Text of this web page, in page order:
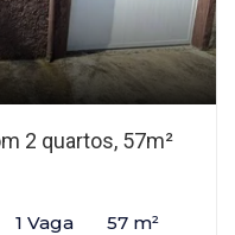
2 quartos, 57m²
1 Vaga 57 m²